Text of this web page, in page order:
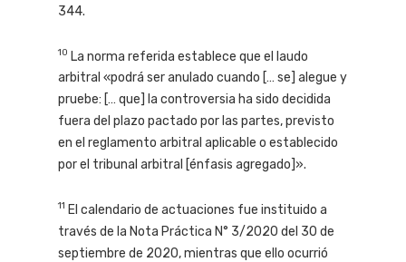
344.
10 La norma referida establece que el laudo
arbitral «podrá ser anulado cuando [… se] alegue y
pruebe: [… que] la controversia ha sido decidida
fuera del plazo pactado por las partes, previsto
en el reglamento arbitral aplicable o establecido
por el tribunal arbitral [énfasis agregado]».
11 El calendario de actuaciones fue instituido a
través de la Nota Práctica N° 3/2020 del 30 de
septiembre de 2020, mientras que ello ocurrió